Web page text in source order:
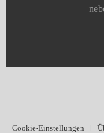
Cookie-Einstellungen